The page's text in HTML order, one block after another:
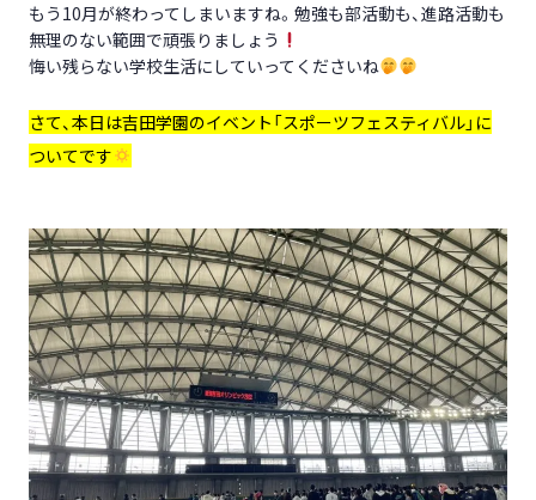
もう10月が終わってしまいますね。勉強も部活動も、進路活動も
無理のない範囲で頑張りましょう
悔い残らない学校生活にしていってくださいね
さて、本日は吉田学園のイベント「スポーツフェスティバル」に
ついてです